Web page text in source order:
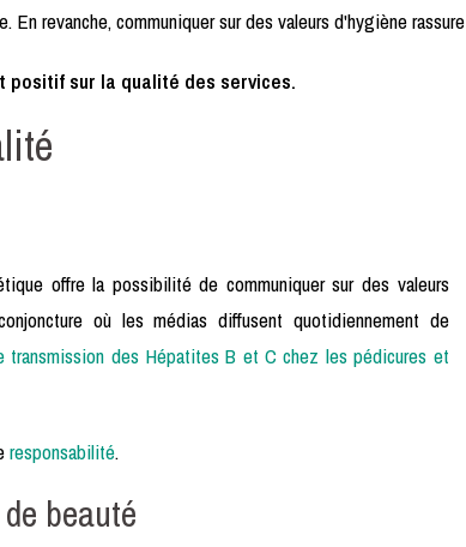
revanche, communiquer sur des valeurs d'hygiène
positif sur la qualité des services.
offre la possibilité de communiquer sur des valeurs
où les médias diffusent quotidiennement de
transmission des Hépatites B et C chez les pédicures et
responsabilité.
beauté